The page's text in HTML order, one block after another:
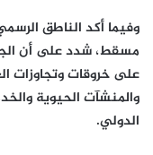
وفيما أكد الناطق
مسقط، شدد على أن
على خروقات وتجاوزات
والمنشآت الحيوية
الدولي.